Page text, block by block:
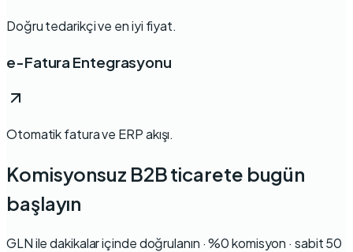
Doğru tedarikçi ve en iyi fiyat.
e-Fatura Entegrasyonu
Otomatik fatura ve ERP akışı.
Komisyonsuz B2B ticarete bugün
başlayın
GLN ile dakikalar içinde doğrulanın · %0 komisyon · sabit 50